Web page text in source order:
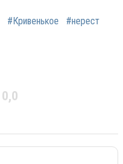
#Кривенькое #нерест
0,0